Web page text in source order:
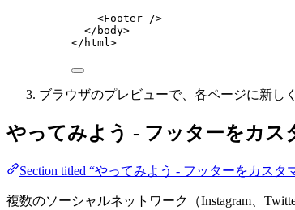
<Footer />
</ body>
</ html>
ブラウザのプレビューで、各ページに新し
やってみよう - フッターをカス
Section titled “やってみよう - フッターをカスタ
複数のソーシャルネットワーク（Instagram、